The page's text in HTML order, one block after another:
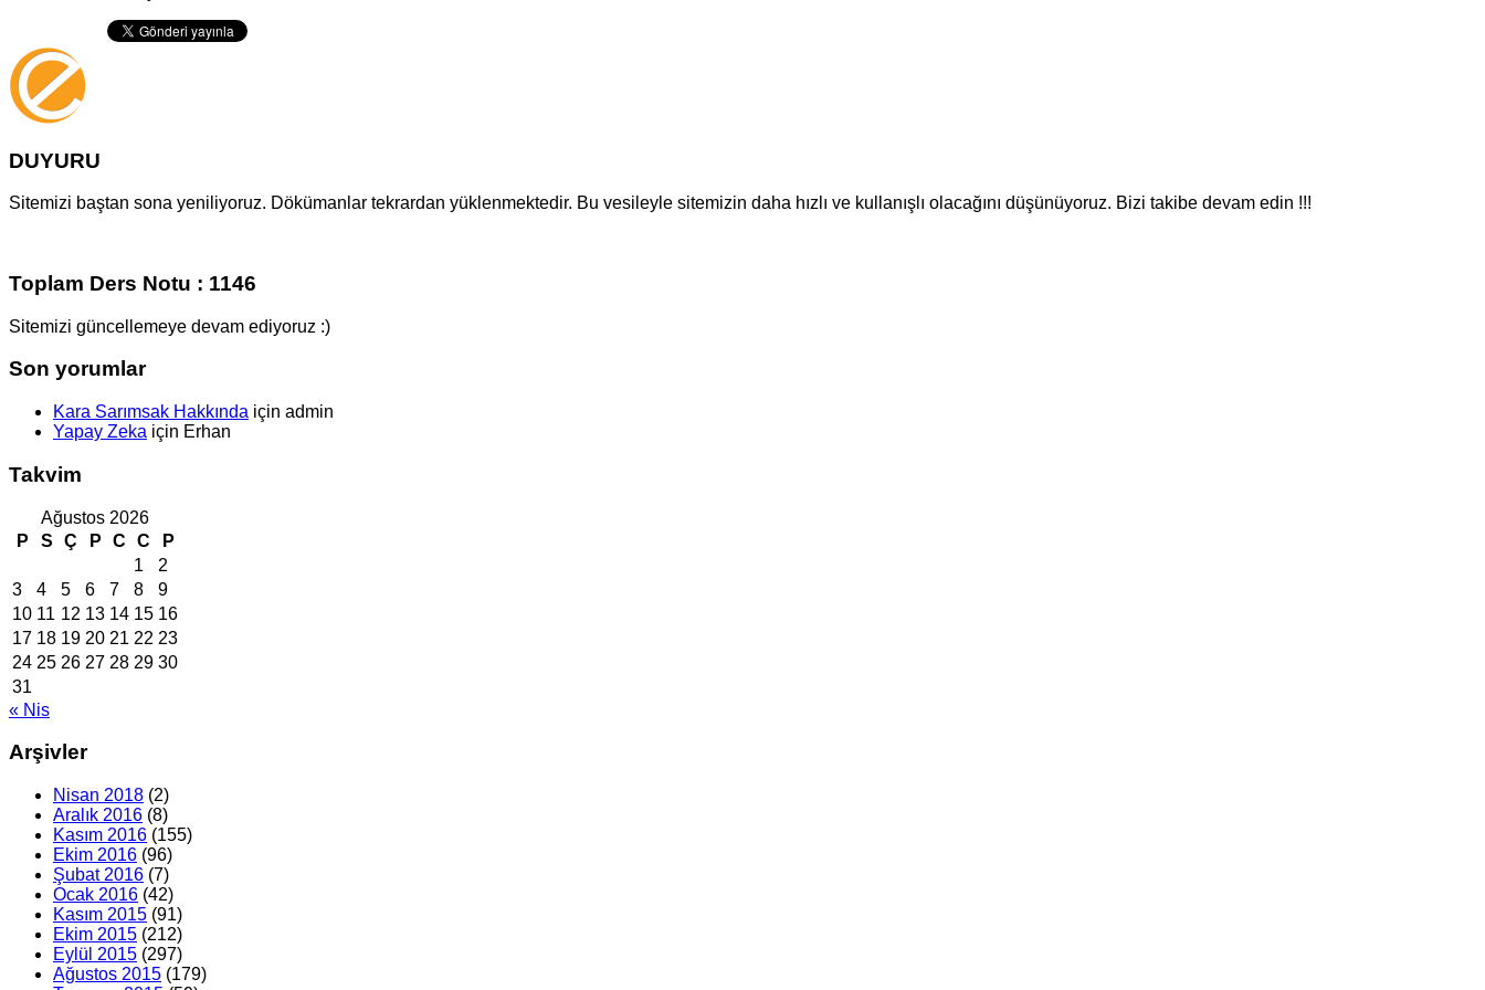
DUYURU
Sitemizi baştan sona yeniliyoruz. Dökümanlar tekrardan yüklenmektedir. Bu vesileyle sitemizin daha hızlı ve kullanışlı olacağını düşünüyoruz. Bizi takibe devam edin !!!
Toplam Ders Notu : 1146
Sitemizi güncellemeye devam ediyoruz :)
Son yorumlar
Kara Sarımsak Hakkında için admin
Yapay Zeka için Erhan
Takvim
Ağustos 2026
P
S Ç P C C
P
1
2
3
4 5 6 7 8
9
10 11 12 13 14 15 16
17 18 19 20 21 22 23
24 25 26 27 28 29 30
31
« Nis
Arşivler
Nisan 2018 (2)
Aralık 2016 (8)
Kasım 2016 (155)
Ekim 2016 (96)
Şubat 2016 (7)
Ocak 2016 (42)
Kasım 2015 (91)
Ekim 2015 (212)
Eylül 2015 (297)
Ağustos 2015 (179)